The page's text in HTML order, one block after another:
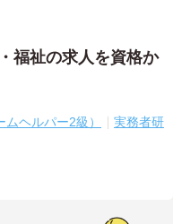
福祉の求人を資格か
ヘルパー2級）
実務者研